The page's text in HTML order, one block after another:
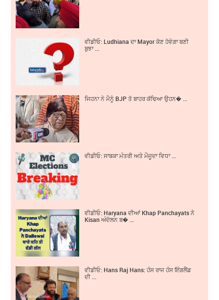
ਵੀਡੀਓ: Ludhiana ਦਾ Mayor ਕੋਣ ਹੋਵੇਗਾ ਬਣੀ
ਬੁਝਾ ...
ਜਿਹਨਾ ਨੇ ਮੈਨੂੰ BJP ਤੋ ਬਾਹਰ ਕੱਢਿਆ ਉਹਨ� ...
ਵੀਡੀਓ: ਸਾਬਕਾ ਮੰਤਰੀ ਅਤੇ ਮੌਜੂਦਾ ਵਿਧਾ ...
ਵੀਡੀਓ: Haryana ਦੀਆਂ Khap Panchayats ਨੇ
Kisan ਅੰਦੋਲਨ ਬ� ...
ਵੀਡੀਓ: Hans Raj Hans: ਹੰਸ ਰਾਜ ਹੰਸ ਇੰਗਲੈਂਡ
ਦੀ ...